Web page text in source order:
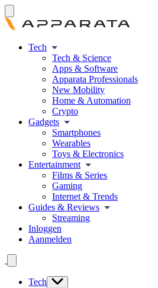
Tech
Tech & Science
Apps & Software
Apparata Professionals
New Mobility
Home & Automation
Crypto
Gadgets
Smartphones
Wearables
Toys & Electronics
Entertainment
Films & Series
Gaming
Internet & Trends
Guides & Reviews
Streaming
Inloggen
Aanmelden
Tech